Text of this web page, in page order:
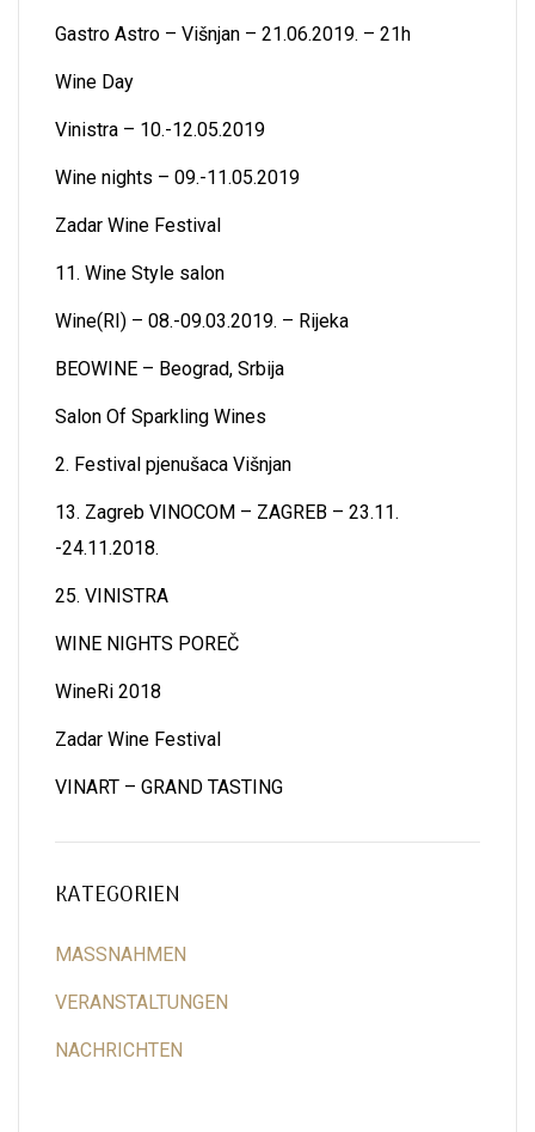
Gastro Astro – Višnjan – 21.06.2019. – 21h
Wine Day
Vinistra – 10.-12.05.2019
Wine nights – 09.-11.05.2019
Zadar Wine Festival
11. Wine Style salon
Wine(RI) – 08.-09.03.2019. – Rijeka
BEOWINE – Beograd, Srbija
Salon Of Sparkling Wines
2. Festival pjenušaca Višnjan
13. Zagreb VINOCOM – ZAGREB – 23.11.
-24.11.2018.
25. VINISTRA
WINE NIGHTS POREČ
WineRi 2018
Zadar Wine Festival
VINART – GRAND TASTING
KATEGORIEN
MASSNAHMEN
VERANSTALTUNGEN
NACHRICHTEN